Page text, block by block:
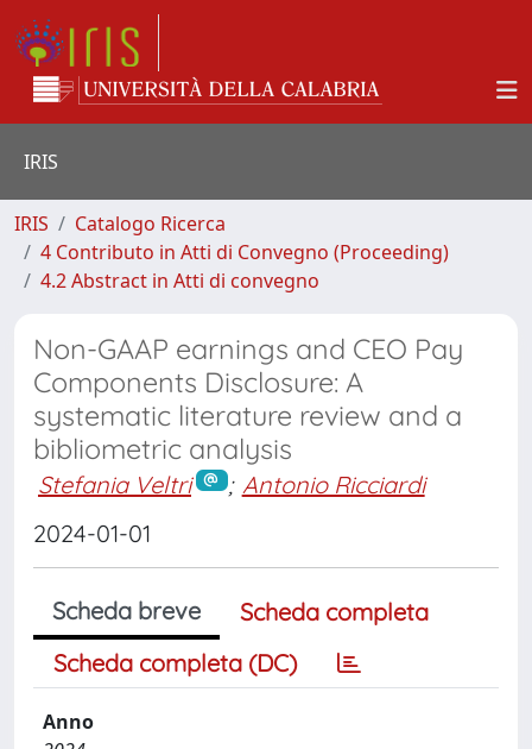
IRIS
IRIS
Catalogo Ricerca
4 Contributo in Atti di Convegno (Proceeding)
4.2 Abstract in Atti di convegno
Non-GAAP earnings and CEO Pay
Components Disclosure: A
systematic literature review and a
bibliometric analysis
Stefania Veltri ; Antonio Ricciardi
2024-01-01
Scheda breve
Scheda completa
Scheda completa (DC)
Anno